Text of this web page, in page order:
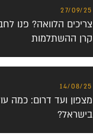
27/09/25
צריכים הלוואה? פנו
קרן ההשתלמות
14/08/25
מצפון ועד דרום: כמה
בישראל?